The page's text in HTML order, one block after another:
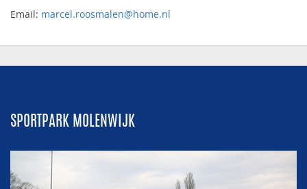
Email: marcel.roosmalen@home.nl
SPORTPARK MOLENWIJK